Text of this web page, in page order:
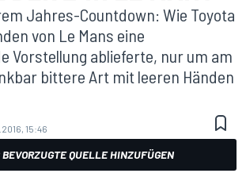
Jahres-Countdown: Wie Toyota
von Le Mans eine
Vorstellung ablieferte, nur um am
bittere Art mit leeren Händen
15:46
QUELLE HINZUFÜGEN